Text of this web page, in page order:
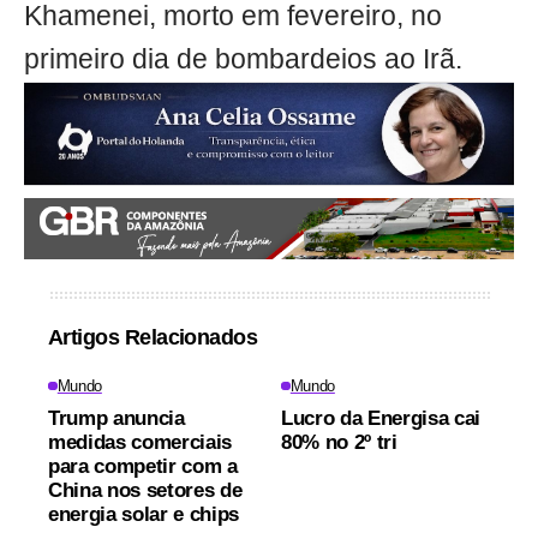
Khamenei, morto em fevereiro, no
primeiro dia de bombardeios ao Irã.
Artigos Relacionados
Mundo
Trump anuncia
medidas comerciais
para competir com a
China nos setores de
energia solar e chips
Mundo
Lucro da Energisa cai
80% no 2º tri